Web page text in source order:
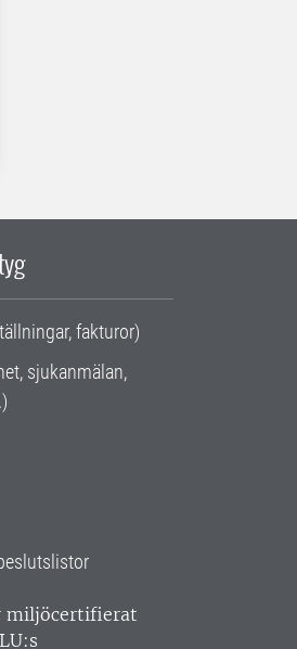
fakturor)
sjukanmälan,
miljöcertifierat